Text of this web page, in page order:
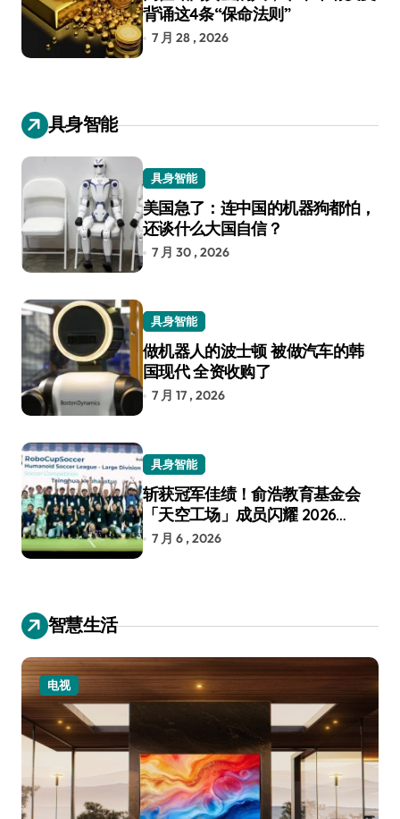
背诵这4条“保命法则”
7 月 28 , 2026
具身智能
具身智能
美国急了：连中国的机器狗都怕，
还谈什么大国自信？
7 月 30 , 2026
具身智能
做机器人的波士顿 被做汽车的韩
国现代 全资收购了
7 月 17 , 2026
具身智能
斩获冠军佳绩！俞浩教育基金会
「天空工场」成员闪耀 2026
RoboCup 机器人世界杯
7 月 6 , 2026
智慧生活
电视